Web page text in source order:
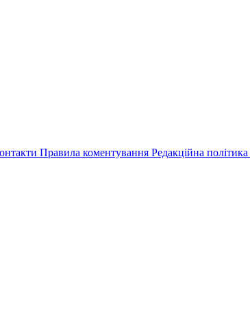
Правила коментування Редакційна політика